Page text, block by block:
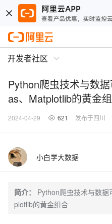
开发者社区
Python爬虫技术与数
as、Matplotlib的黄金
2024-04-29 621 发布于四川
小白学大数据
简介：
Python爬虫技术与数
plotlib的黄金组合